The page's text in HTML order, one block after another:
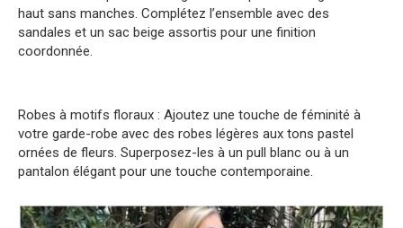
haut sans manches. Complétez l’ensemble avec des
sandales et un sac beige assortis pour une finition
coordonnée.
Robes à motifs floraux : Ajoutez une touche de féminité à
votre garde-robe avec des robes légères aux tons pastel
ornées de fleurs. Superposez-les à un pull blanc ou à un
pantalon élégant pour une touche contemporaine.